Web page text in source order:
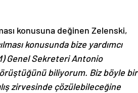
konusuna değinen Zelenski,
konusunda bize yardımcı
Genel Sekreteri Antonio
biliyorum. Biz böyle bir
zirvesinde çözülebileceğine